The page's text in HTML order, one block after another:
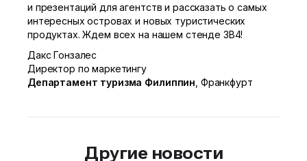
и презентаций для агентств и рассказать о самых
интересных островах и новых туристических
продуктах. Ждем всех на нашем стенде 3В4!
Дакс Гонзалес
Директор по маркетингу
Департамент туризма Филиппин , Франкфурт
Другие новости